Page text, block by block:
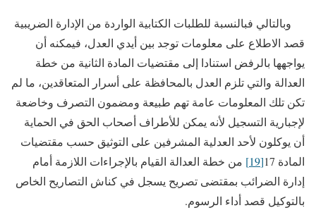
وبالتالي فبالنسبة للطلبات الكتابية الواردة من الإدارة الضريبية
قصد الاطلاع على معلومات توجد بين أيدي العدل، فيمكنه أن
يواجهها بالرفض استنادا إلى مقتضيات المادة الثانية من خطة
العدالة والتي تلزم العدل بالمحافظة على أسرار المتعاقدين، ما لم
تكن تلك المعلومات عامة تهم طبيعة ومضمون التصرف وخاضعة
لإجبارية التسجيل لأنه يمكن للأطراف أصحاب الحق في الحماية
أن يوكلون لأحد العدلية المشرفين على التوثيق حسب مقتضيات
المادة 17
[19]
من خطة العدالة القيام بالإجراءات اللازمة أمام
إدارة الضرائب بمقتضى تصريح يسجل في كناش التصاريح الخاص
بالتوكيل قصد أداء الرسوم.